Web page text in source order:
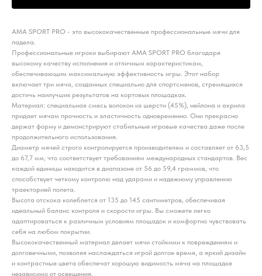
AMA SPORT PRO - это высококачественные профессиональные мячи для
падела.
Профессиональные игроки выбирают AMA SPORT PRO благодаря
высокому качеству исполнения и отличным характеристикам,
обеспечивающим максимальную эффективность игры. Этот набор
включает три мяча, созданных специально для спортсменов, стремящихся
достичь наилучших результатов на кортовых площадках.
Материал: специальная смесь волокон из шерсти (45%), нейлона и акрила
придает мячам прочность и эластичность одновременно. Они прекрасно
держат форму и демонстрируют стабильные игровые качества даже после
продолжительного использования.
Диаметр мячей строго контролируется производителем и составляет от 63,5
до 67,7 мм, что соответствует требованиям международных стандартов. Вес
каждой единицы находится в диапазоне от 56 до 59,4 граммов, что
способствует четкому контролю над ударами и надежному управлению
траекторией полета.
Высота отскока колеблется от 135 до 145 сантиметров, обеспечивая
идеальный баланс контроля и скорости игры. Вы сможете легко
адаптироваться к различным условиям площадок и комфортно чувствовать
себя на любом покрытии.
Высококачественный материал делает мячи стойкими к повреждениям и
долговечными, позволяя наслаждаться игрой долгое время, а яркий дизайн
и контрастные цвета обеспечат хорошую видимость мяча на площадке
независимо от освещения.